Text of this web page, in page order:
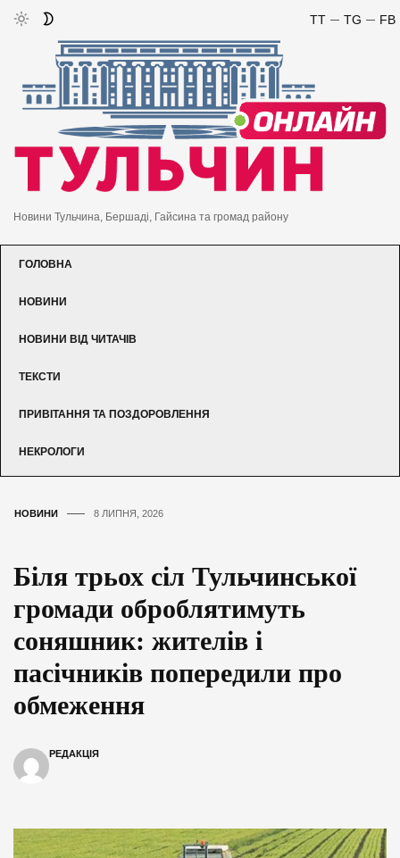
FB
TG
TT
Новини Тульчина, Бершаді, Гайсина та громад району
ГОЛОВНА
НОВИНИ
НОВИНИ ВІД ЧИТАЧІВ
ТЕКСТИ
ПРИВІТАННЯ ТА ПОЗДОРОВЛЕННЯ
НЕКРОЛОГИ
НОВИНИ 8 ЛИПНЯ, 2026
Біля трьох сіл Тульчинської
громади оброблятимуть
соняшник: жителів і
пасічників попередили про
обмеження
РЕДАКЦІЯ